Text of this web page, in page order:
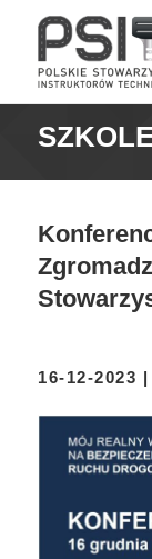
16-12-2023